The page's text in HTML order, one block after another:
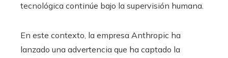
tecnológica continúe bajo la supervisión humana.
En este contexto, la empresa Anthropic ha
lanzado una advertencia que ha captado la